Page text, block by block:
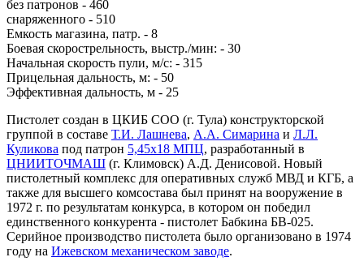
без патронов - 460
снаряженного - 510
Емкость магазина, патр. - 8
Боевая скорострельность, выстр./мин: - 30
Начальная скорость пули, м/с: - 315
Прицельная дальность, м: - 50
Эффективная дальность, м - 25
Пистолет создан в ЦКИБ СОО (г. Тула) конструкторской
группой в составе Т.И. Лашнева, А.А. Симарина и Л.Л.
Куликова под патрон 5,45x18 МПЦ, разработанный в
ЦНИИТОЧМАШ (г. Климовск) А.Д. Денисовой. Новый
пистолетный комплекс для оперативных служб МВД и КГБ, а
также для высшего комсостава был принят на вооружение в
1972 г. по результатам конкурса, в котором он победил
единственного конкурента - пистолет Бабкина БВ-025.
Серийное производство пистолета было организовано в 1974
году на Ижевском механическом заводе.